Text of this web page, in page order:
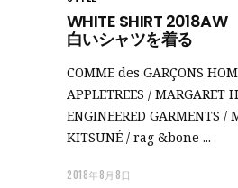
WHITE SHIRT 2018AW
白いシャツを着る
COMME des GARÇONS
APPLETREES / MARGARET
ENGINEERED GARMENTS /
KITSUNÉ / rag &bone
2018年8月8日